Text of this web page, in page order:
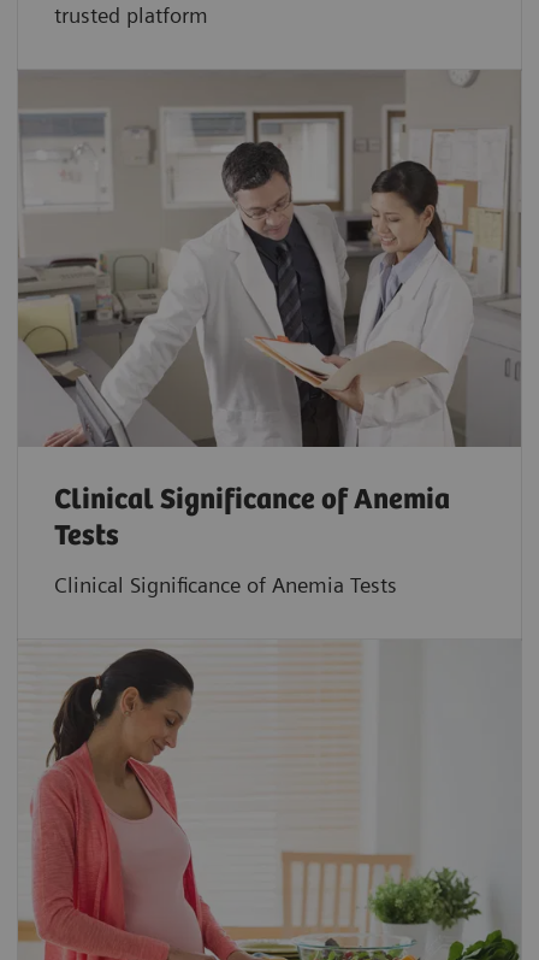
trusted platform
Clinical Significance of Anemia
Tests
Clinical Significance of Anemia Tests